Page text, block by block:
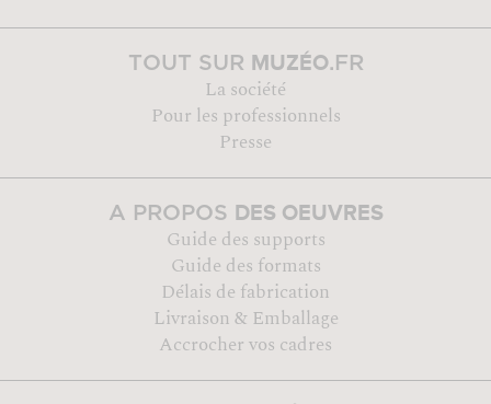
TOUT SUR MUZÉO.FR
La société
Pour les professionnels
Presse
A PROPOS DES OEUVRES
Guide des supports
Guide des formats
Délais de fabrication
Livraison & Emballage
Accrocher vos cadres